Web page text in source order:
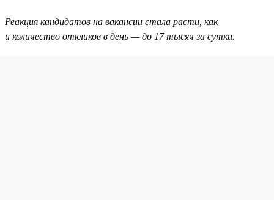
Реакция кандидатов на вакансии стала расти, как
и количество откликов в день — до 17 тысяч за сутки.